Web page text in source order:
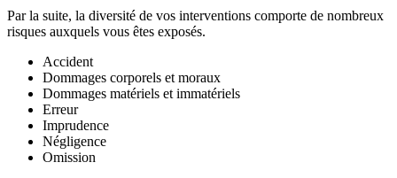
Par la suite, la diversité de vos interventions comporte de nombreux
risques auxquels vous êtes exposés.
Accident
Dommages corporels et moraux
Dommages matériels et immatériels
Erreur
Imprudence
Négligence
Omission